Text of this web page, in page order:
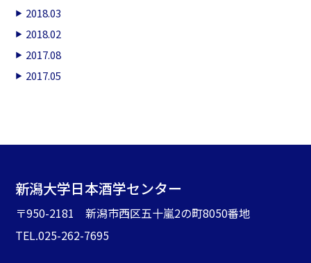
2018.03
2018.02
2017.08
2017.05
新潟大学日本酒学センター
〒950-2181 新潟市西区五十嵐2の町8050番地
TEL.025-262-7695